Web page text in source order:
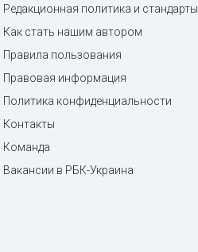
Редакционная политика и стандарты
Как стать нашим автором
Правила пользования
Правовая информация
Политика конфиденциальности
Контакты
Команда
Вакансии в РБК-Украина